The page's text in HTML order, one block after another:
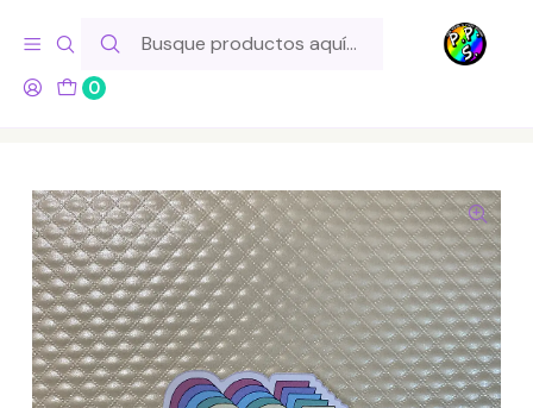
0
Hola! Si tu pedido incluye productos de fabricación propia,
ten en cuenta este tiempo para el despacho
Inicio